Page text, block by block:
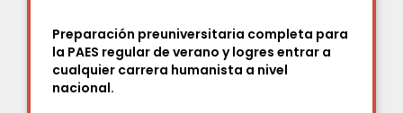
Preparación preuniversitaria completa para
la PAES regular de verano y logres entrar a
cualquier carrera humanista a nivel
nacional.